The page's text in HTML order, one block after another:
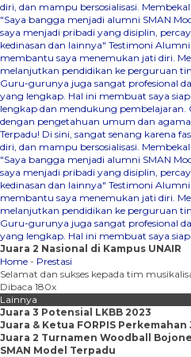
diri, dan mampu bersosialisasi.
"Saya bangga menjadi alumni SMAN
saya menjadi pribadi yang disiplin,
kedinasan dan lainnya" Testimoni
membantu saya menemukan jati diri.
melanjutkan pendidikan ke perguruan
Guru-gurunya juga sangat profesional
yang lengkap. Hal ini membuat saya
lengkap dan mendukung pembelajaran.
dengan pengetahuan umum dan
Terpadu! Di sini, sangat senang karena
diri, dan mampu bersosialisasi.
"Saya bangga menjadi alumni SMAN
saya menjadi pribadi yang disiplin,
kedinasan dan lainnya" Testimoni
membantu saya menemukan jati diri.
melanjutkan pendidikan ke perguruan
Guru-gurunya juga sangat profesional
yang lengkap. Hal ini membuat saya
Juara 2 Nasional di Kampus UNAIR
Home - Prestasi
Selamat dan sukses kepada tim
Dibaca 180x
Lainnya
Juara 3 Potensial LKBB 2023
Juara & Ketua FORPIS
Juara 2 Turnamen Woodball
SMAN Model Terpadu